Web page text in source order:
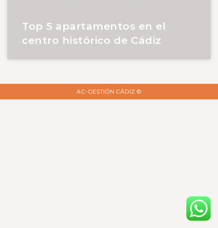
Top 5 apartamentos en el
centro histórico de Cádiz
AC-GESTIÓN CÁDIZ ©